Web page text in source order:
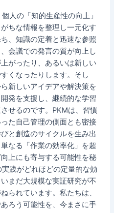
人の「知的生産性の向上」
ちな情報を整理し一元化す
、知識の定着と迅速な参照
会議での発言の質が向上し
がったり、あるいは新しい
くなったりします。そし
新しいアイデアや解決策を
発を支援し、継続的な学習
せるのです。PKMは、習慣
た自己管理の側面とも密接
と創造のサイクルを生み出
なる「作業の効率化」を超
上にも寄与する可能性を秘
践がどれほどの定量的な効
まだ大規模な実証研究が不
られています。私たちは、
ろう可能性を、今まさに手